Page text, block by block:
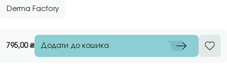
Derma Factory
795,00₴ Додати до кошика